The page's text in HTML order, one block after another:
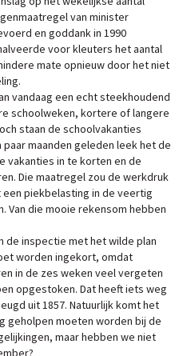
van minister
en goddank in 1990
voor kleuters het aantal
mate opnieuw door het niet
vandaag een echt steekhoudend
schoolweken, kortere of langere
staan de schoolvakanties
maanden geleden leek het de
vakanties in te korten en de
Die maatregel zou de werkdruk
piekbelasting in de veertig
Van die mooie rekensom hebben
de inspectie met het wilde plan
worden ingekort, omdat
in de zes weken veel vergeten
opgestoken. Dat heeft iets weg
uit 1857. Natuurlijk komt het
geholpen moeten worden bij de
maar hebben we niet